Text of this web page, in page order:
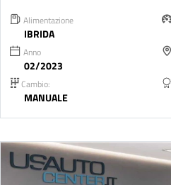
Alimentazione
IBRIDA
Anno
02/2023
Cambio:
MANUALE